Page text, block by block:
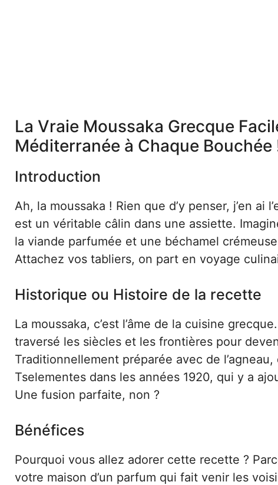
La Vraie Moussaka Grecque
Méditerranée à Chaque Bouchée
Introduction
Ah, la moussaka ! Rien que d’y penser, j’en ai
est un véritable câlin dans une assiette.
la viande parfumée et une béchamel
Attachez vos tabliers, on part en voyage
Historique ou Histoire de la recette
La moussaka, c’est l’âme de la cuisine
traversé les siècles et les frontières pour
Traditionnellement préparée avec de
Tselementes dans les années 1920, qui y a
Une fusion parfaite, non ?
Bénéfices
Pourquoi vous allez adorer cette recette ?
votre maison d’un parfum qui fait venir les